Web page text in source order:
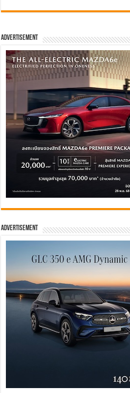
Advertisement
Advertisement